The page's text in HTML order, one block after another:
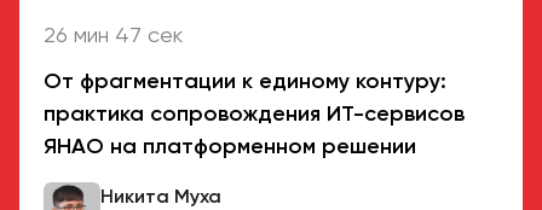
26 мин 47 сек
От фрагментации к единому контуру:
практика сопровождения ИТ-сервисов
ЯНАО на платформенном решении
Никита Муха